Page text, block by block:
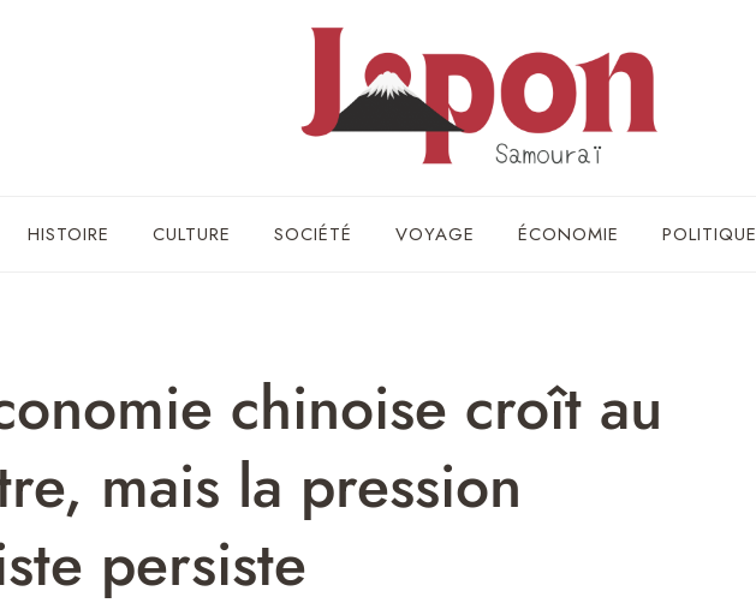
HISTOIRE CULTURE SOCIÉTÉ VOYAGE ÉCONOMIE POLITIQUE
chinoise croît au
mais la pression
persiste